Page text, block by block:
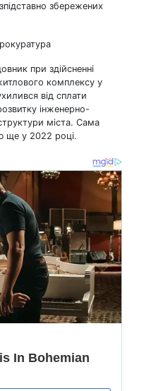
збережених
при здійсненні
комплексу у
від сплати
інженерно-
міста. Сама
ще у 2022 році.